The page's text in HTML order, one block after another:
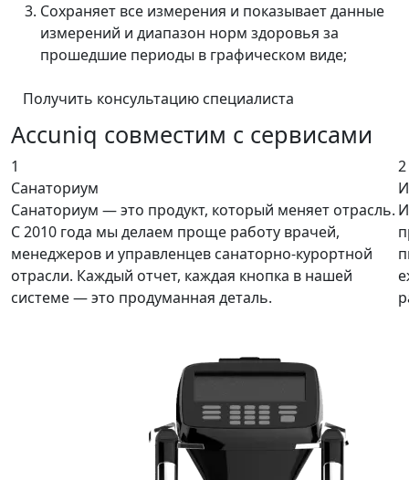
Сохраняет все измерения и показывает данные
измерений и диапазон норм здоровья за
прошедшие периоды в графическом виде;
Получить консультацию специалиста
Accuniq совместим с сервисами
1
Санаториум
Санаториум — это продукт, который меняет отрасль.
С 2010 года мы делаем проще работу врачей,
менеджеров и управленцев санаторно-курортной
отрасли. Каждый отчет, каждая кнопка в нашей
системе — это продуманная деталь.
2